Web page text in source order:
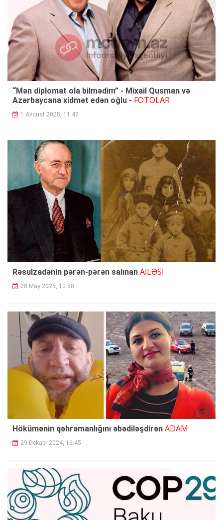
“Mən diplomat ola bilmədim” - Mixail Qusman və
Azərbaycana xidmət edən oğlu - FOTOLAR
1 Avqust 2025, 11:42
Rəsulzadənin pərən-pərən salınan AİLƏSİ
28 May 2025, 10:58
Hökümənin qəhrəmanlığını əbədiləşdirən ADAM
29 Dekabr 2024, 16:45